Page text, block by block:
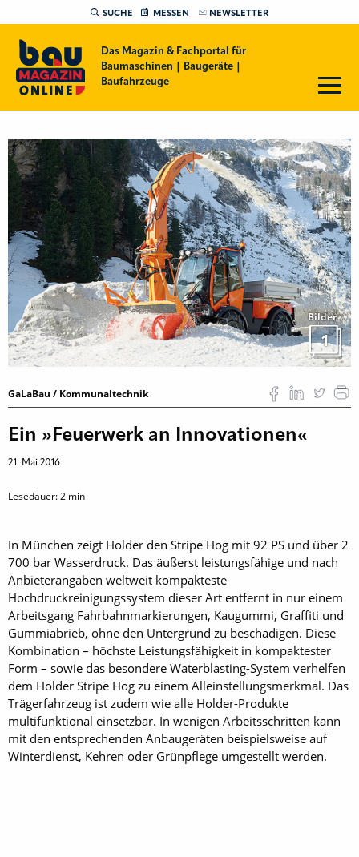
SUCHE MESSEN NEWSLETTER
Das Magazin & Fachportal für
Baumaschinen | Baugeräte |
Baufahrzeuge
Bilder
1
GaLaBau / Kommunaltechnik
Ein »Feuerwerk an Innovationen«
21. Mai 2016
Lesedauer:2 min
In München zeigt Holder den Stripe Hog mit 92 PS und über 2
700 bar Wasserdruck. Das äußerst leistungsfähige und nach
Anbieterangaben weltweit kompakteste
Hochdruckreinigungssystem dieser Art entfernt in nur einem
Arbeitsgang Fahrbahnmarkierungen, Kaugummi, Graffiti und
Gummiabrieb, ohne den Untergrund zu beschädigen. ­Diese
Kombination – höchste Leistungsfähigkeit in kompaktester
Form – sowie das besondere Waterblasting-System verhelfen
dem Holder Stripe Hog zu ­einem Alleinstellungsmerkmal. Das
Trägerfahrzeug ist zudem wie alle Holder-Produkte
multifunktional einsetzbar. In wenigen Arbeitsschritten kann
mit den entsprechenden Anbaugeräten beispielsweise auf
Winterdienst, Kehren oder Grünpflege umgestellt werden.